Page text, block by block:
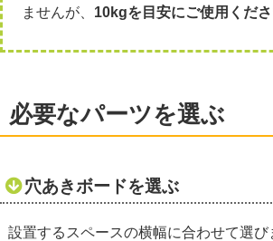
ませんが、 10kgを目安にご使用くだ
必要なパーツを選ぶ
穴あきボードを選ぶ
設置するスペースの横幅に合わせて選